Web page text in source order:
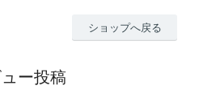
ショップへ戻る
ー投稿